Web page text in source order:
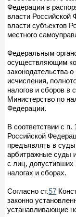
Федерации в
власти Российской
власти субъектов
местного
Федеральным
осуществляющим
законодательства
исчисления,
налогов и сборов в
Министерство по
Федерации.
В соответствии с п.
Российской
предъявлять в
арбитражные суды
с лиц, допустивших
налогах и сборах.
Согласно ст.57
законно
устанавливающие